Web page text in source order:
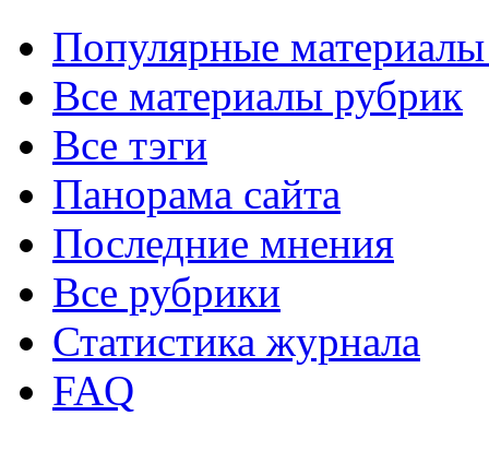
Популярные
Все материалы рубрик
Все тэги
Панорама сайта
Последние мнения
Все рубрики
Статистика журнала
FAQ